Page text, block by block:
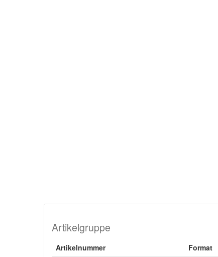
Artikelgruppe
Artikelnummer Format